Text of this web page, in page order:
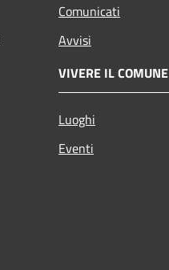
Comunicati
Avvisi
VIVERE IL COMUNE
Luoghi
Eventi